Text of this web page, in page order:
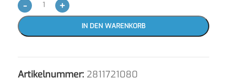
- +
IN DEN WARENKORB
Artikelnummer: 2811721080